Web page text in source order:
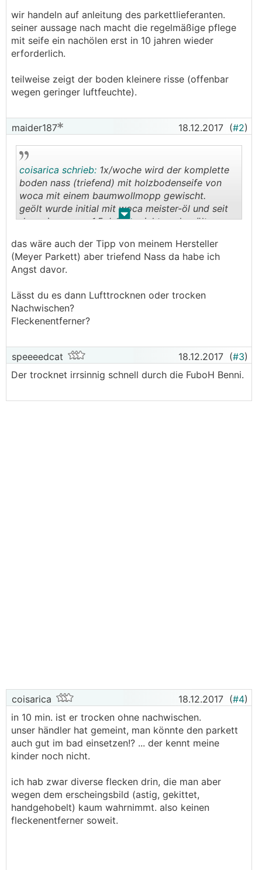
wir handeln auf anleitung des parkettlieferanten.
seiner aussage nach macht die regelmäßige pflege
mit seife ein nachölen erst in 10 jahren wieder
erforderlich.
teilweise zeigt der boden kleinere risse (offenbar
wegen geringer luftfeuchte).
maider187 18.12.2017 (#2)
. .
coisarica schrieb: 1x/woche wird der komplette
boden nass (triefend) mit holzbodenseife von
woca mit einem baumwollmopp gewischt.
geölt wurde initial mit woca meister-öl und seit
dem einzug vor 1,5 Jahren nicht nachgeölt.
das wäre auch der Tipp von meinem Hersteller
(Meyer Parkett) aber triefend Nass da habe ich
Angst davor.
Lässt du es dann Lufttrocknen oder trocken
Nachwischen?
Fleckenentferner?
speeeedcat 18.12.2017 (#3)
Der trocknet irrsinnig schnell durch die FuboH Benni.
coisarica 18.12.2017 (#4)
in 10 min. ist er trocken ohne nachwischen.
unser händler hat gemeint, man könnte den parkett
auch gut im bad einsetzen!? ... der kennt meine
kinder noch nicht.
ich hab zwar diverse flecken drin, die man aber
wegen dem erscheingsbild (astig, gekittet,
handgehobelt) kaum wahrnimmt. also keinen
fleckenentferner soweit.